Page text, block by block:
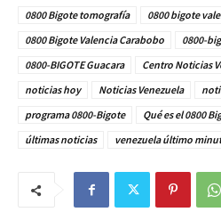
0800 Bigote tomografía
0800 bigote
0800 Bigote Valencia Carabobo
0800-
0800-BIGOTE Guacara
Centro Noticias
noticias hoy
Noticias Venezuela
programa 0800-Bigote
Qué es el 0800
últimas noticias
venezuela último